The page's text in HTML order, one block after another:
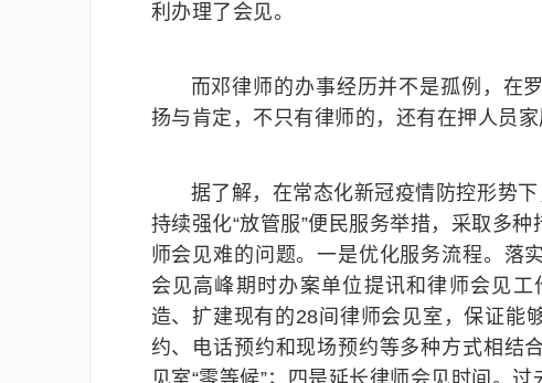
利办理了会见。
而邓律师的办事经历并不是孤例，在
扬与肯定，不只有律师的，还有在押人员
据了解，在常态化新冠疫情防控形势
持续强化“放管服”便民服务举措，采取多
师会见难的问题。一是优化服务流程。落
会见高峰期时办案单位提讯和律师会见
造、扩建现有的28间律师会见室，保证能
约、电话预约和现场预约等多种方式相结
见室“零等候”；四是延长律师会见时间。